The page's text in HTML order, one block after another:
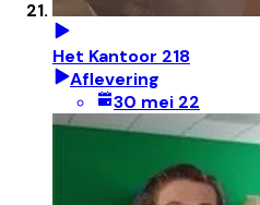
Het Kantoor 218
Aflevering
30 mei 22